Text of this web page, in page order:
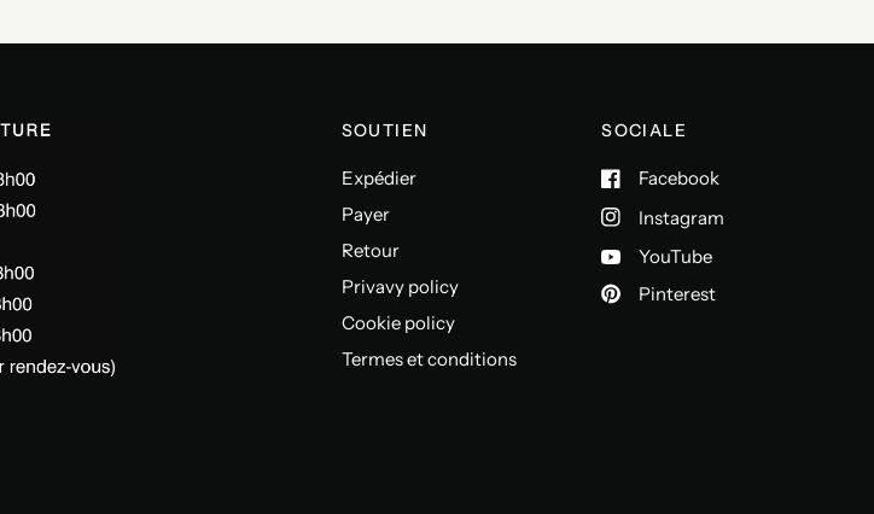
SOUTIEN
Expédier
Payer
Retour
Privavy policy
Cookie policy
Termes et conditions
SOCIALE
Facebook
Instagram
YouTube
Pinterest